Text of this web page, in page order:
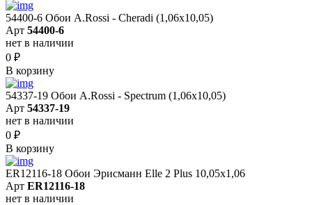
54400-6 Обои A.Rossi - Cheradi (1,06x10,05)
Арт 54400-6
нет в наличии
0 ₽
В корзину
54337-19 Обои A.Rossi - Spectrum (1,06x10,05)
Арт 54337-19
нет в наличии
0 ₽
В корзину
ER12116-18 Обои Эрисманн Elle 2 Plus 10,05x1,06
Арт ER12116-18
нет в наличии